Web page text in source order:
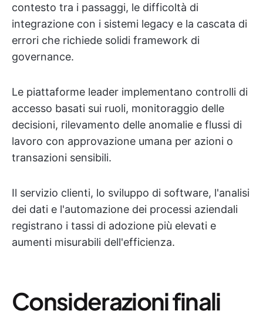
contesto tra i passaggi, le difficoltà di
integrazione con i sistemi legacy e la cascata di
errori che richiede solidi framework di
governance.
Le piattaforme leader implementano controlli di
accesso basati sui ruoli, monitoraggio delle
decisioni, rilevamento delle anomalie e flussi di
lavoro con approvazione umana per azioni o
transazioni sensibili.
Il servizio clienti, lo sviluppo di software, l'analisi
dei dati e l'automazione dei processi aziendali
registrano i tassi di adozione più elevati e
aumenti misurabili dell'efficienza.
Considerazioni finali